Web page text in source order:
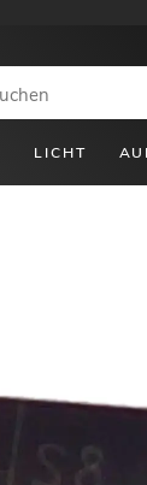
LICHT